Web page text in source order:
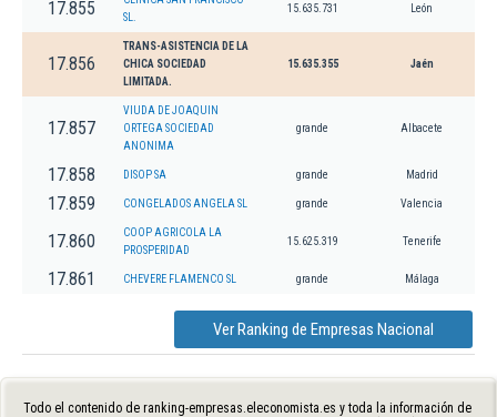
17.855
SL.
15.635.731 León
17.856
TRANS-ASISTENCIA DE LA
CHICA SOCIEDAD
LIMITADA.
15.635.355 Jaén
17.857
VIUDA DE JOAQUIN
ORTEGA SOCIEDAD
ANONIMA
grande Albacete
17.858 DISOP SA grande Madrid
17.859 CONGELADOS ANGELA SL grande Valencia
17.860
COOP AGRICOLA LA
PROSPERIDAD
15.625.319 Tenerife
17.861 CHEVERE FLAMENCO SL grande Málaga
Ver Ranking de Empresas Nacional
Todo el contenido de ranking-empresas.eleconomista.es y toda la información de